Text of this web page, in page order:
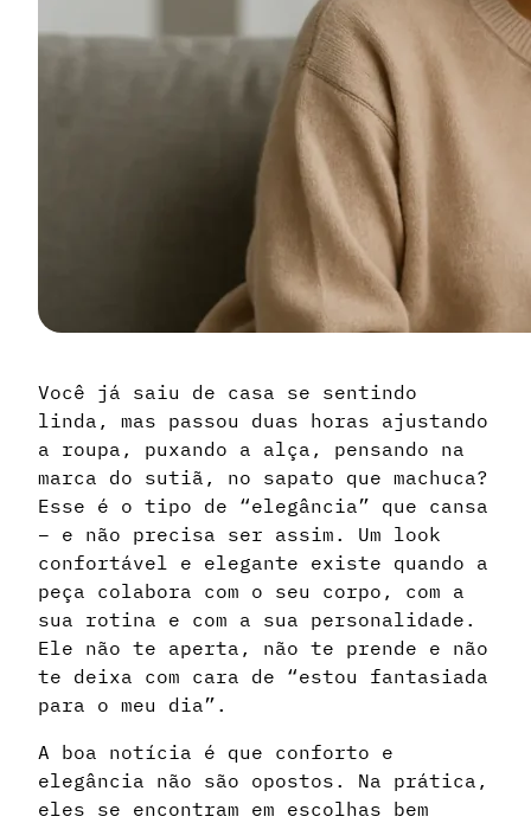
Você já saiu de casa se sentindo
linda, mas passou duas horas ajustando
a roupa, puxando a alça, pensando na
marca do sutiã, no sapato que machuca?
Esse é o tipo de “elegância” que cansa
– e não precisa ser assim. Um look
confortável e elegante existe quando a
peça colabora com o seu corpo, com a
sua rotina e com a sua personalidade.
Ele não te aperta, não te prende e não
te deixa com cara de “estou fantasiada
para o meu dia”.
A boa notícia é que conforto e
elegância não são opostos. Na prática,
eles se encontram em escolhas bem